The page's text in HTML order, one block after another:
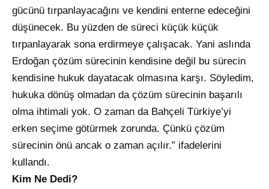
gücünü tırpanlayacağını ve kendini enterne edeceğini
düşünecek. Bu yüzden de süreci küçük küçük
tırpanlayarak sona erdirmeye çalışacak. Yani aslında
Erdoğan çözüm sürecinin kendisine değil bu sürecin
kendisine hukuk dayatacak olmasına karşı. Söyledim,
hukuka dönüş olmadan da çözüm sürecinin başarılı
olma ihtimali yok. O zaman da Bahçeli Türkiye’yi
erken seçime götürmek zorunda. Çünkü çözüm
sürecinin önü ancak o zaman açılır.” ifadelerini
kullandı.
Kim Ne Dedi?